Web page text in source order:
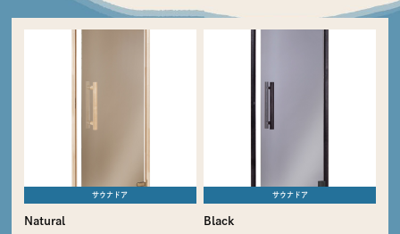
サウナドア
Natural
サウナドア
Black